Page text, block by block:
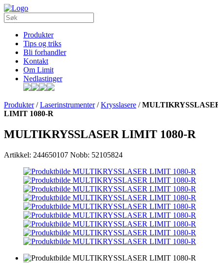
Produkter
Tips og triks
Bli forhandler
Kontakt
Om Limit
Nedlastinger
Produkter/Laserinstrumenter/Krysslasere /
LIMIT 1080-R
MULTIKRYSSLASER LIMIT 1080-R
Artikkel: 244650107 Nobb: 52105824